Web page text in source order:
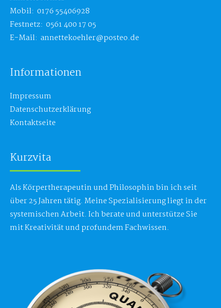
Mobil: 0176 55406928
Festnetz: 0561 400 17 05
E-Mail: annettekoehler@posteo.de
Informationen
Impressum
Datenschutzerklärung
Kontaktseite
Kurzvita
Als Körpertherapeutin und Philosophin bin ich seit
über 25 Jahren tätig. Meine Spezialisierung liegt in der
systemischen Arbeit. Ich berate und unterstütze Sie
mit Kreativität und profundem Fachwissen.